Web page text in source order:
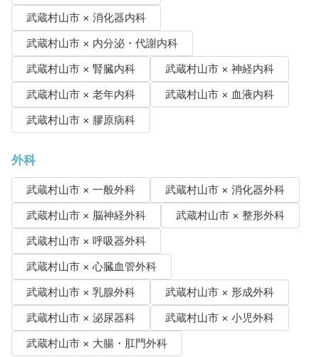
武蔵村山市 × 消化器内科
武蔵村山市 × 内分泌・代謝内科
武蔵村山市 × 腎臓内科
武蔵村山市 × 神経内科
武蔵村山市 × 老年内科
武蔵村山市 × 血液内科
武蔵村山市 × 膠原病科
外科
武蔵村山市 × 一般外科
武蔵村山市 × 消化器外科
武蔵村山市 × 脳神経外科
武蔵村山市 × 整形外科
武蔵村山市 × 呼吸器外科
武蔵村山市 × 心臓血管外科
武蔵村山市 × 乳腺外科
武蔵村山市 × 形成外科
武蔵村山市 × 泌尿器科
武蔵村山市 × 小児外科
武蔵村山市 × 大腸・肛門外科